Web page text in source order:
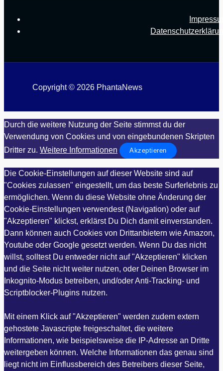
Copyright © 2026 PhantaNews
Durch die weitere Nutzung der Seite stimmst du der
Verwendung von Cookies und von eingebundenen Skripten
Dritter zu. Weitere Informationen Akzeptieren
Die Cookie-Einstellungen auf dieser Website sind auf
"Cookies zulassen" eingestellt, um das beste Surferlebnis zu
ermöglichen. Wenn du diese Website ohne Änderung der
Cookie-Einstellungen verwendest (Navigation) oder auf
"Akzeptieren" klickst, erklärst Du Dich damit einverstanden.
Dann können auch Cookies von Drittanbietern wie Amazon,
Youtube oder Google gesetzt werden. Wenn Du das nicht
willst, solltest Du entweder nicht auf "Akzeptieren" klicken
und die Seite nicht weiter nutzen, oder Deinen Browser im
Inkognito-Modus betreiben, und/oder Anti-Tracking- und
Scriptblocker-Plugins nutzen.
Mit einem Klick auf "Akzeptieren" werden zudem extern
gehostete Javascripte freigeschaltet, die weitere
Informationen, wie beispielsweise die IP-Adresse an Dritte
weitergeben können. Welche Informationen das genau sind
liegt nicht im Einflussbereich des Betreibers dieser Seite,